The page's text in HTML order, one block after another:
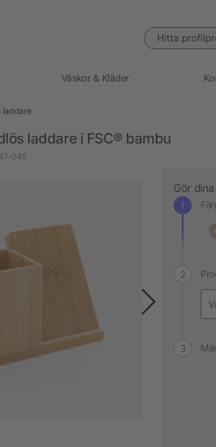
Hitta profilprodukter
Väskor & Kläder
laddare
laddare i FSC® bambu
045
Gör